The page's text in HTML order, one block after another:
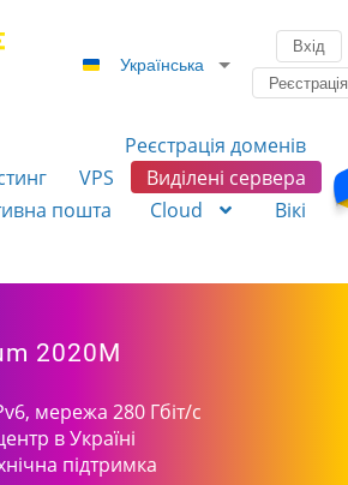
Українська
Вхід
Реєстрація
Реєстрація доменів
VPS
Виділені сервера
пошта
Cloud
Вікі
2020M
мережа 280 Гбіт/с
в Україні
підтримка